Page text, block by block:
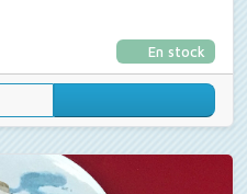
En stock